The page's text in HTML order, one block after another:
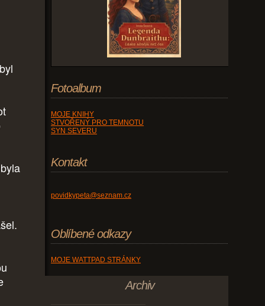
Fotoalbum
MOJE KNIHY
STVOŘENÝ PRO TEMNOTU
SYN SEVERU
Kontakt
povidkypeta@seznam.cz
Oblíbené odkazy
MOJE WATTPAD STRÁNKY
Archiv